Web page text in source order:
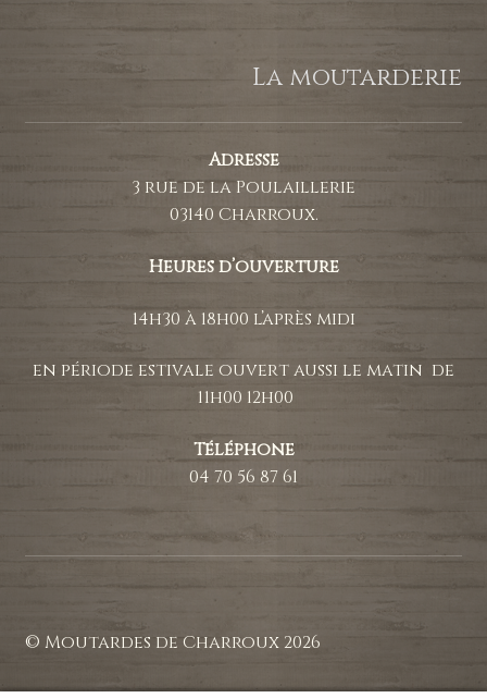
La moutarderie
Adresse
3 rue de la Poulaillerie
03140 Charroux.
Heures d’ouverture
14h30 à 18h00 l’après midi
en période estivale ouvert aussi le matin de
11h00 12h00
Téléphone
04 70 56 87 61
© Moutardes de Charroux 2026